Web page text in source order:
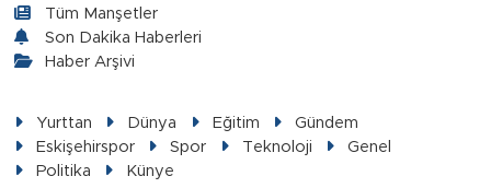
Tüm Manşetler
Son Dakika Haberleri
Haber Arşivi
Yurttan Dünya Eğitim
Gündem
Eskişehirspor
Spor Teknoloji
Genel
Politika
Künye